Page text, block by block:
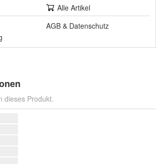
Alle Artikel
AGB & Datenschutz
dieses Produkt.